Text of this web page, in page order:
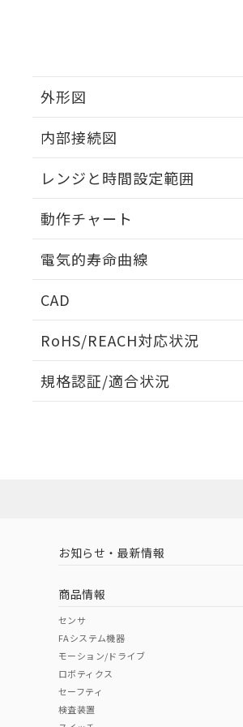
外形図
内部接続図
レンジと時間設定範囲
動作チャート
電気的寿命曲線
CAD
RoHS/REACH対応状況
EU RoHS 注意事項・凡例
中国 RoHS 注意事項・凡例
中国 RoHS表
Pb Hg
規格認証/適合状況
（イギリス
（ノルウェー
お知らせ・最新情報
商品情報
センサ
FAシステム機器
モーション/ドライブ
ロボティクス
セーフティ
検査装置